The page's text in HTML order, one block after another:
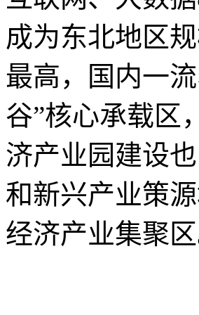
成为东北地区
最高，国内一
谷”核心承载
济产业园建设
和新兴产业策
经济产业集聚区